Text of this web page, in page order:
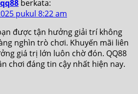
berkata:
pukul 8:22 am
được tận hưởng giải trí không
nghìn trò chơi. Khuyến mãi liên
giá trị lớn luôn chờ đón. QQ88
chơi đáng tin cậy nhất hiện nay.